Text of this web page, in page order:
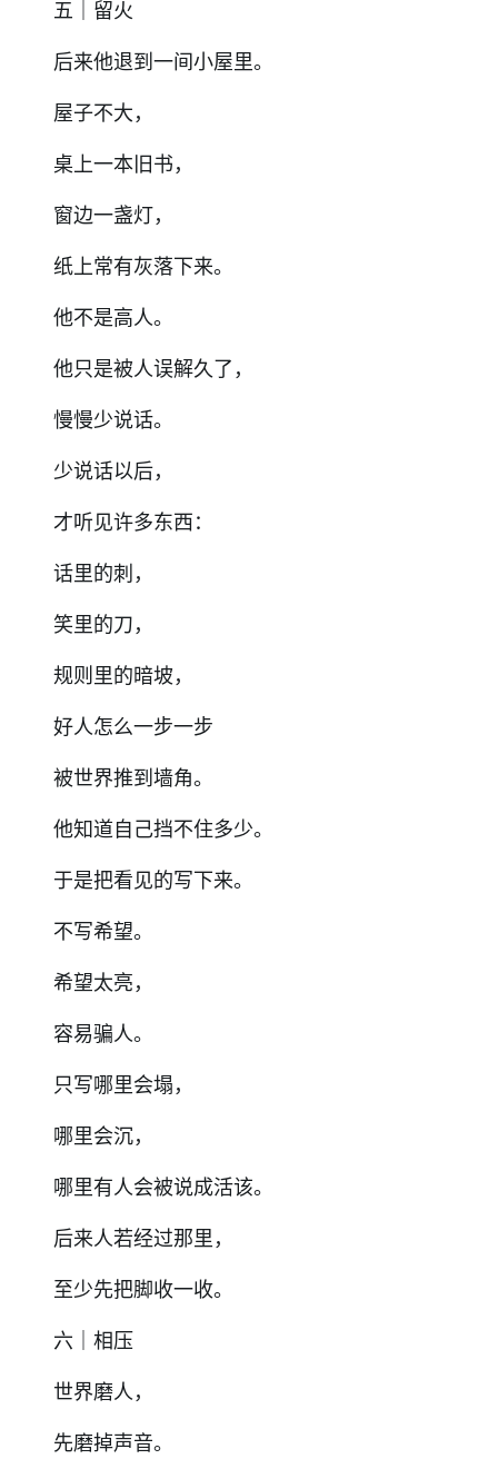
五｜留火
后来他退到一间小屋里。
屋子不大，
桌上一本旧书，
窗边一盏灯，
纸上常有灰落下来。
他不是高人。
他只是被人误解久了，
慢慢少说话。
少说话以后，
才听见许多东西：
话里的刺，
笑里的刀，
规则里的暗坡，
好人怎么一步一步
被世界推到墙角。
他知道自己挡不住多少。
于是把看见的写下来。
不写希望。
希望太亮，
容易骗人。
只写哪里会塌，
哪里会沉，
哪里有人会被说成活该。
后来人若经过那里，
至少先把脚收一收。
六｜相压
世界磨人，
先磨掉声音。